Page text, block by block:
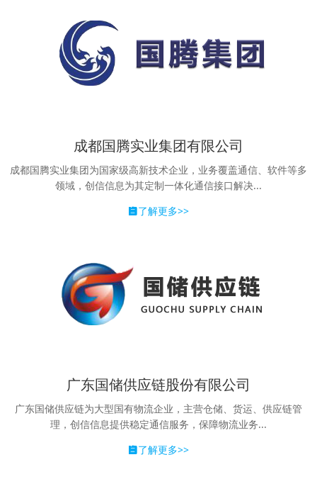
成都国腾实业集团有限公司
成都国腾实业集团为国家级高新技术企业，业务覆盖通信、软件等多
领域，创信信息为其定制一体化通信接口解决...
了解更多>>
广东国储供应链股份有限公司
广东国储供应链为大型国有物流企业，主营仓储、货运、供应链管
理，创信信息提供稳定通信服务，保障物流业务...
了解更多>>